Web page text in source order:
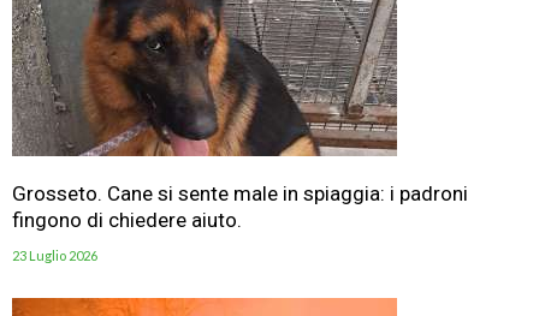
Grosseto. Cane si sente male in spiaggia: i padroni
fingono di chiedere aiuto.
23 Luglio 2026